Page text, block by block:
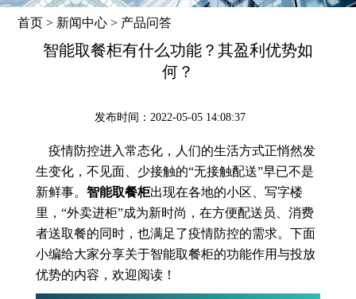
首页 > 新闻中心 > 产品问答
智能取餐柜有什么功能？其盈利优势如
何？
发布时间：2022-05-05 14:08:37
疫情防控进入常态化，人们的生活方式正悄然发
生变化，不见面、少接触的“无接触配送”早已不是
新鲜事。 智能取餐柜出现在各地的小区、写字楼
里，“外卖进柜”成为新时尚，在方便配送员、消费
者送取餐的同时，也满足了疫情防控的需求。下面
小编给大家分享关于智能取餐柜的功能作用与投放
优势的内容，欢迎阅读！